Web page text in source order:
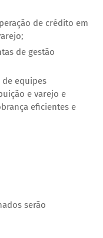
de crédito em
de gestão
de equipes
e varejo e
eficientes e
serão